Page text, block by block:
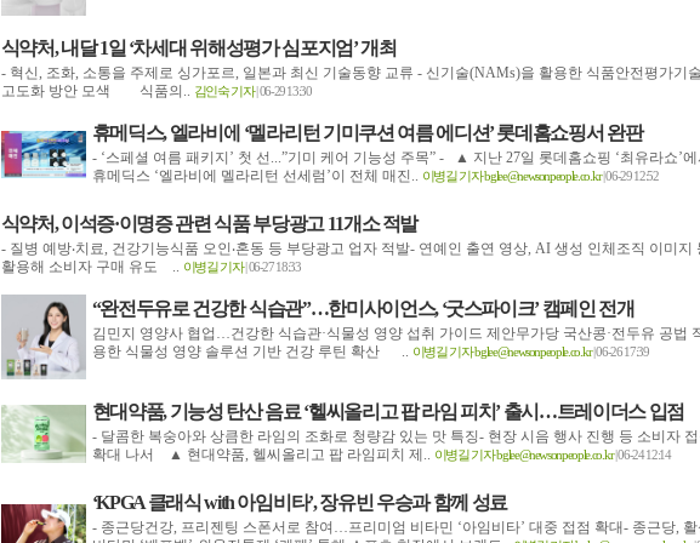
식약처, 내달 1일 ‘차세대 위해성평가 심포지엄’ 개최
- 혁신, 조화, 소통을 주제로 싱가포르, 일본과 최신 기술동향 교류 - 신기술(NAMs)을 활용한 식품안전평가기술
고도화 방안 모색 식품의.. 김인숙 기자| 06-29 13:30
휴메딕스, 엘라비에 ‘멜라리턴 기미쿠션 여름 에디션’ 롯데홈쇼핑서 완판
- ‘스페셜 여름 패키지’ 첫 선...”기미 케어 기능성 주목” - ▲ 지난 27일 롯데홈쇼핑 ‘최유라쇼’에
휴메딕스 ‘엘라비에 멜라리턴 선세럼’이 전체 매진.. 이병길 기자 bglee@newsonpeople.co.kr| 06-29 12:52
식약처, 이석증·이명증 관련 식품 부당광고 11개소 적발
- 질병 예방‧치료, 건강기능식품 오인‧혼동 등 부당광고 업자 적발- 연예인 출연 영상, AI 생성 인체조직 이미지
활용해 소비자 구매 유도 .. 이병길 기자| 06-27 18:33
“완전두유로 건강한 식습관”…한미사이언스, ‘굿스파이크’ 캠페인 전개
김민지 영양사 협업…건강한 식습관·식물성 영양 섭취 가이드 제안무가당 국산콩·전두유 공법
용한 식물성 영양 솔루션 기반 건강 루틴 확산 .. 이병길 기자 bglee@newsonpeople.co.kr| 06-26 17:39
현대약품, 기능성 탄산 음료 ‘헬씨올리고 팝 라임 피치’ 출시…트레이더스 입점
- 달콤한 복숭아와 상큼한 라임의 조화로 청량감 있는 맛 특징- 현장 시음 행사 진행 등 소비자 접
확대 나서 ▲ 현대약품, 헬씨올리고 팝 라임피치 제.. 이병길 기자 bglee@newsonpeople.co.kr| 06-24 12:14
‘KPGA 클래식 with 아임비타’, 장유빈 우승과 함께 성료
- 종근당건강, 프리젠팅 스폰서로 참여…프리미엄 비타민 ‘아임비타’ 대중 접점 확대- 종근당, 활